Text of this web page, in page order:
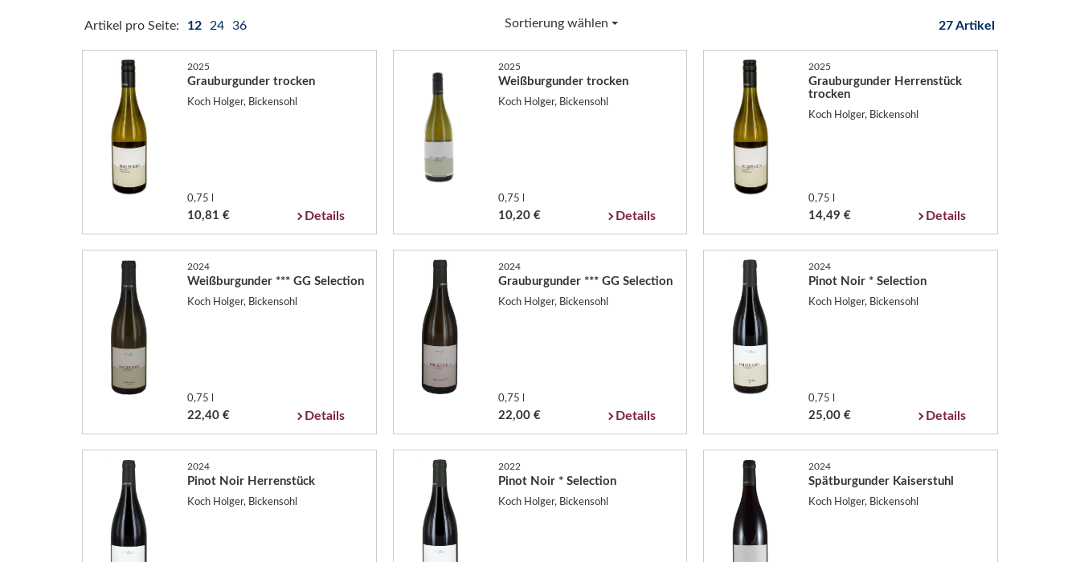
Artikel pro Seite: 12 24 36 Sortierung wählen 27 Artikel
2025
Grauburgunder trocken
Koch Holger, Bickensohl
0,75 l
10,81 € Details
2025
Weißburgunder trocken
Koch Holger, Bickensohl
0,75 l
10,20 € Details
2025
Grauburgunder Herrenstück
trocken
Koch Holger, Bickensohl
0,75 l
14,49 € Details
2024
Weißburgunder *** GG Selection
Koch Holger, Bickensohl
0,75 l
22,40 € Details
2024
Grauburgunder *** GG Selection
Koch Holger, Bickensohl
0,75 l
22,00 € Details
2024
Pinot Noir * Selection
Koch Holger, Bickensohl
0,75 l
25,00 € Details
2024
Pinot Noir Herrenstück
Koch Holger, Bickensohl
2022
Pinot Noir * Selection
Koch Holger, Bickensohl
2024
Spätburgunder Kaiserstuhl
Koch Holger, Bickensohl